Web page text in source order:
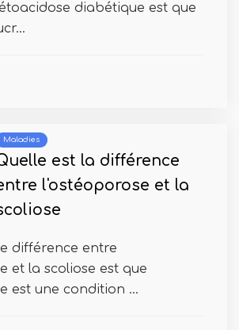
diabétique est que
Maladies
est la différence
l'ostéoporose et la
différence entre
et la scoliose est que
est une condition ...